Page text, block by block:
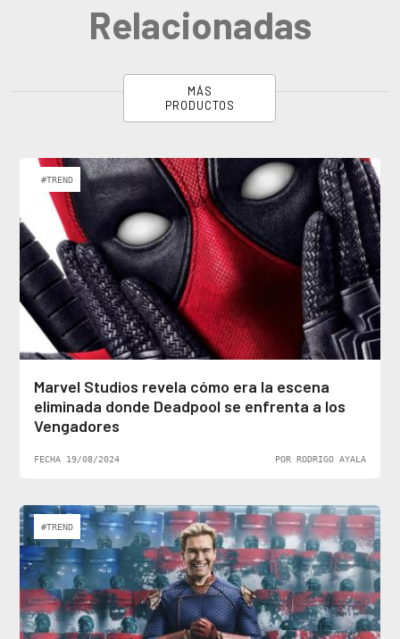
Relacionadas
MÁS
PRODUCTOS
#TREND
Marvel Studios revela cómo era la escena
eliminada donde Deadpool se enfrenta a los
Vengadores
FECHA 19/08/2024 POR RODRIGO AYALA
#TREND